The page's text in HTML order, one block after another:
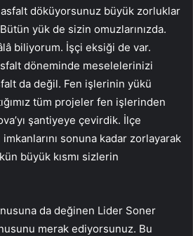
asfalt döküyorsunuz büyük zorluklar
yük de sizin omuzlarınızda.
âlâ biliyorum. İşçi eksiği de var.
döneminde meselelerinizi
da değil. Fen işlerinin yükü
tüm projeler fen işlerinden
şantiyeye çevirdik. İlçe
sonuna kadar zorlayarak
büyük kısmı sizlerin
da değinen Lider Soner
merak ediyorsunuz. Bu